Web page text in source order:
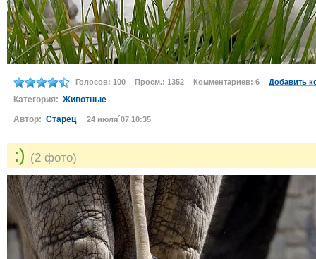
Голосов: 100 Просм.: 1352 Комментариев: 6 Добавить
Категория: Животные
Автор: Старец 24 июля´07 10:35
:) (2 фото)